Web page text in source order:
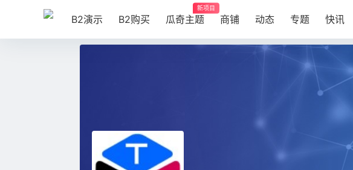
B2演示 B2购买 瓜奇主题
新项目
商铺 动态 专题 快讯